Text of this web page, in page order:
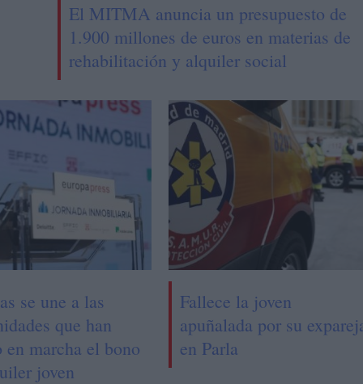
El MITMA anuncia un presupuesto de
1.900 millones de euros en materias de
rehabilitación y alquiler social
se une a las
que han
en marcha el bono
joven
Fallece la joven
apuñalada por su
en Parla